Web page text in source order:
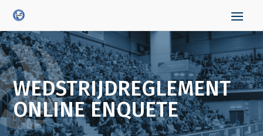
WEDSTRIJDREGLEMENT
ONLINE ENQUETE